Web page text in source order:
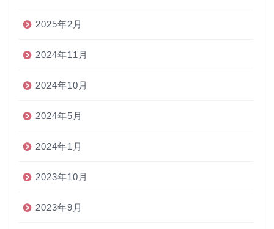
2025年2月
2024年11月
2024年10月
2024年5月
2024年1月
2023年10月
2023年9月